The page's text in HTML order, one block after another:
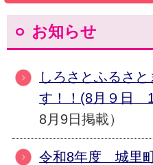
お知らせ
しろさとふるさ
す！！(8月９日
8月9日掲載）
令和8年度 城里